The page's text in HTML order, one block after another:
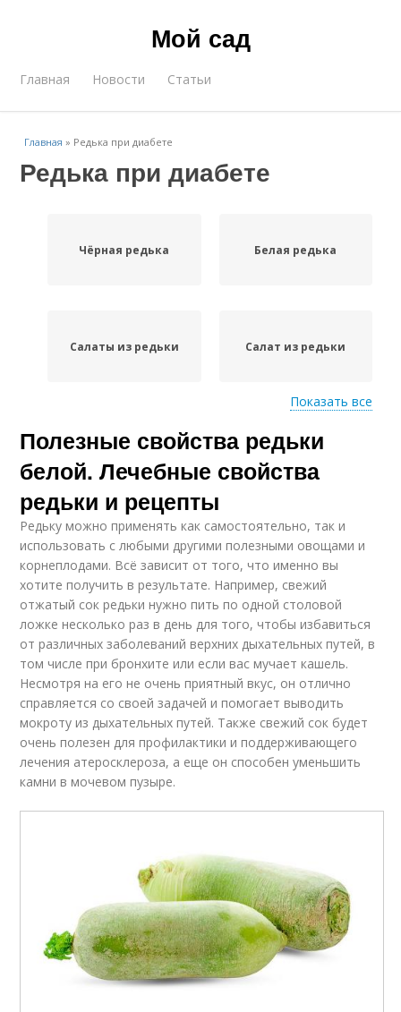
Мой сад
Главная Новости Статьи
Главная » Редька при диабете
Редька при диабете
Чёрная редька Белая редька
Салаты из редьки Салат из редьки
Салат из черной
редьки
Салат с редькой
Редька при
беременности
Редька для
организма
Редька во время
Редька при сахарном
диабете
Редьки при диабете
Редька для
диабетиков
Редька для
похудения
Показать все
Полезные свойства редьки
белой. Лечебные свойства
редьки и рецепты
Редьку можно применять как самостоятельно, так и
использовать с любыми другими полезными овощами и
корнеплодами. Всё зависит от того, что именно вы
хотите получить в результате. Например, свежий
отжатый сок редьки нужно пить по одной столовой
ложке несколько раз в день для того, чтобы избавиться
от различных заболеваний верхних дыхательных путей, в
том числе при бронхите или если вас мучает кашель.
Несмотря на его не очень приятный вкус, он отлично
справляется со своей задачей и помогает выводить
мокроту из дыхательных путей. Также свежий сок будет
очень полезен для профилактики и поддерживающего
лечения атеросклероза, а еще он способен уменьшить
камни в мочевом пузыре.